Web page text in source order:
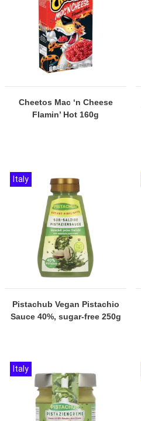
Cheetos Mac ‘n Cheese
Flamin’ Hot 160g
Pistachub Vegan Pistachio
Sauce 40%, sugar-free 250g
Italy
Italy